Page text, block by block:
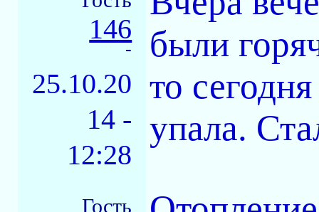
146
-
25.10.20
14 -
12:28
были
то
упала.
Гость